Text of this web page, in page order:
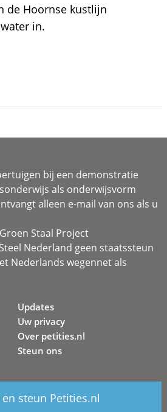
de Hoornse kustlijn
in.
bij een demonstratie
als onderwijsvorm
alleen e-mail van ons als u
Staal Project
Nederland geen staatssteun
Nederlands wegennet als
Updates
Uw privacy
Over petities.nl
Steun ons
steun Petities.nl